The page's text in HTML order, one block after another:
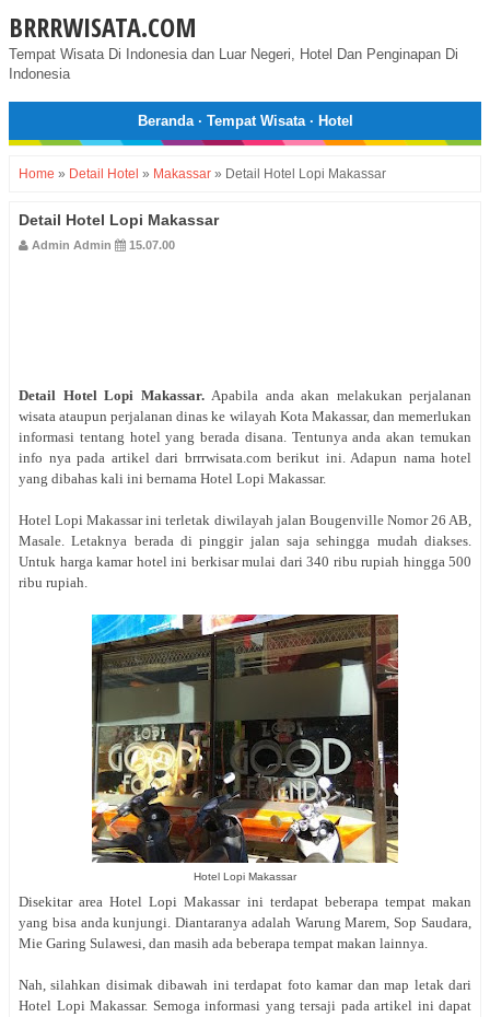
BRRRWISATA.COM
Tempat Wisata Di Indonesia dan Luar Negeri, Hotel Dan Penginapan Di
Indonesia
Beranda· Tempat Wisata· Hotel
Home » Detail Hotel » Makassar » Detail Hotel Lopi Makassar
Detail Hotel Lopi Makassar
Admin Admin 15.07.00
Detail Hotel Lopi Makassar. Apabila anda akan melakukan perjalanan
wisata ataupun perjalanan dinas ke wilayah Kota Makassar, dan memerlukan
informasi tentang hotel yang berada disana. Tentunya anda akan temukan
info nya pada artikel dari brrrwisata.com berikut ini. Adapun nama hotel
yang dibahas kali ini bernama Hotel Lopi Makassar.
Hotel Lopi Makassar ini terletak diwilayah jalan Bougenville Nomor 26 AB,
Masale. Letaknya berada di pinggir jalan saja sehingga mudah diakses.
Untuk harga kamar hotel ini berkisar mulai dari 340 ribu rupiah hingga 500
ribu rupiah.
Hotel Lopi Makassar
Disekitar area Hotel Lopi Makassar ini terdapat beberapa tempat makan
yang bisa anda kunjungi. Diantaranya adalah Warung Marem, Sop Saudara,
Mie Garing Sulawesi, dan masih ada beberapa tempat makan lainnya.
Nah, silahkan disimak dibawah ini terdapat foto kamar dan map letak dari
Hotel Lopi Makassar. Semoga informasi yang tersaji pada artikel ini dapat